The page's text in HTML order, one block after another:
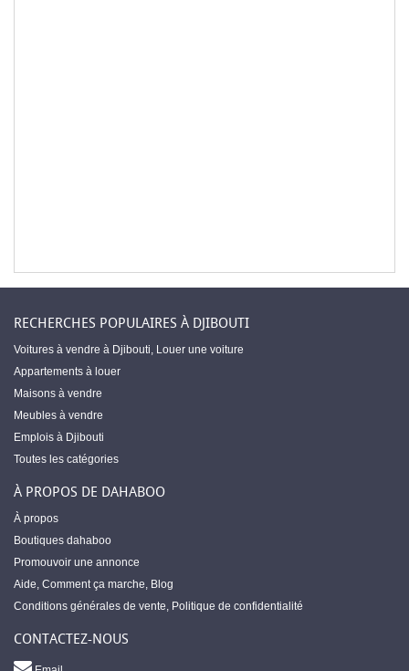
RECHERCHES POPULAIRES À DJIBOUTI
Voitures à vendre à Djibouti, Louer une voiture
Appartements à louer
Maisons à vendre
Meubles à vendre
Emplois à Djibouti
Toutes les catégories
À PROPOS DE DAHABOO
À propos
Boutiques dahaboo
Promouvoir une annonce
Aide, Comment ça marche, Blog
Conditions générales de vente, Politique de confidentialité
CONTACTEZ-NOUS